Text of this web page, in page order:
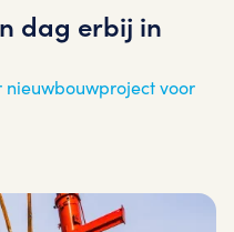
dag erbij in
voor